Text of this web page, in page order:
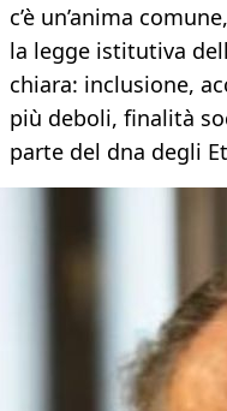
c’è un’anima
la legge istitutiva
chiara: inclusione,
più deboli, finalità
parte del dna degli